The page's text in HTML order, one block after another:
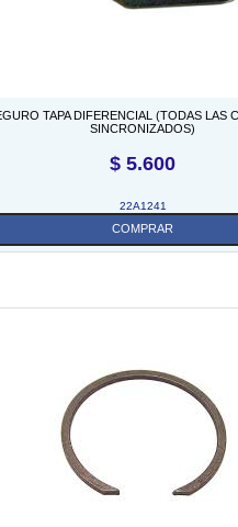
TAPA DIFERENCIAL (TODAS LAS
SINCRONIZADOS)
$ 5.600
22A1241
COMPRAR